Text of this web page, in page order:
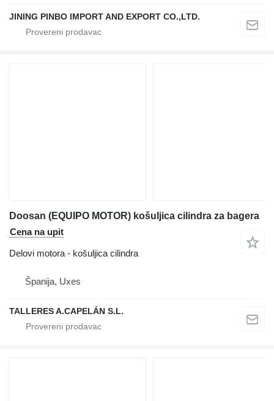
JINING PINBO IMPORT AND EXPORT CO.,LTD.
Doosan (EQUIPO MOTOR) košuljica cilindra za bagera
Cena na upit
Delovi motora - košuljica cilindra
Španija, Uxes
TALLERES A.CAPELÁN S.L.